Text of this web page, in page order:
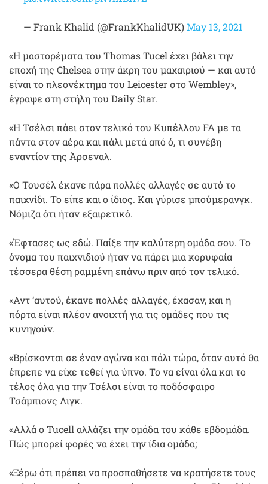
— Frank Khalid (@FrankKhalidUK)May 13, 2021
«Η μαστορέματα του Thomas Tucel έχει βάλει την
εποχή της Chelsea στην άκρη του μαχαιριού — και αυτό
είναι το πλεονέκτημα του Leicester στο Wembley»,
έγραψε στη στήλη του Daily Star.
«Η Τσέλσι πάει στον τελικό του Κυπέλλου FA με τα
πάντα στον αέρα και πάλι μετά από ό, τι συνέβη
εναντίον της Άρσεναλ.
«Ο Τουσέλ έκανε πάρα πολλές αλλαγές σε αυτό το
παιχνίδι. Το είπε και ο ίδιος. Και γύρισε μπούμερανγκ.
Νόμιζα ότι ήταν εξαιρετικό.
«Έφτασες ως εδώ. Παίξε την καλύτερη ομάδα σου. Το
όνομα του παιχνιδιού ήταν να πάρει μια κορυφαία
τέσσερα θέση ραμμένη επάνω πριν από τον τελικό.
«Αντ ‘αυτού, έκανε πολλές αλλαγές, έχασαν, και η
πόρτα είναι πλέον ανοιχτή για τις ομάδες που τις
κυνηγούν.
«Βρίσκονται σε έναν αγώνα και πάλι τώρα, όταν αυτό θα
έπρεπε να είχε τεθεί για ύπνο. Το να είναι όλα και το
τέλος όλα για την Τσέλσι είναι το ποδόσφαιρο
Τσάμπιονς Λιγκ.
«Αλλά ο Tucell αλλάζει την ομάδα του κάθε εβδομάδα.
Πώς μπορεί φορές να έχει την ίδια ομάδα;
«Ξέρω ότι πρέπει να προσπαθήσετε να κρατήσετε τους